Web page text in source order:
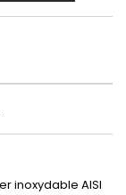
inoxydable AISI